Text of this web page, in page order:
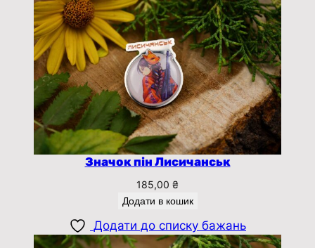
Значок пін Лисичанськ
185,00 ₴
Додати в кошик
Додати до списку бажань